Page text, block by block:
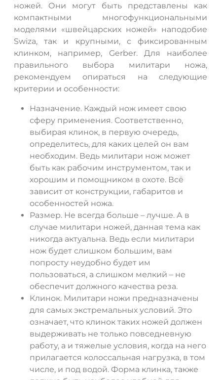
ножей. Они могут быть представлены как
компактными многофункциональными
моделями «швейцарских ножей» наподобие
Swiza, так и крупными, с фиксированным
клинком, например, Gerber. Для наиболее
правильного выбора милитари ножа,
рекомендуем опираться на следующие
критерии и особенности:
Назначение. Каждый нож имеет свою
сферу применения. Соответственно,
выбирая клинок, в первую очередь,
определитесь, для каких целей он вам
необходим. Ведь милитари нож может
быть как рабочим инструментом, так и
хорошим и помощником в охоте. Всё
зависит от конструкции, габаритов и
особенностей ножа.
Размер. Не всегда больше – лучше. А в
случае милитари ножей, данная тема как
никогда актуальна. Ведь если милитари
нож будет слишком большим, вам
попросту неудобно будет им
пользоваться, а слишком мелкий – не
обеспечит должного качества реза.
Клинок. Милитари ножи предназначены
для самых экстремальных условий. Это
означает, что клинок таких ножей должен
выдерживать не только повседневную
работу, а и тяжелые условия, когда на него
прилагается колоссальная нагрузка, в том
числе, и под водой. Форма клинка, также